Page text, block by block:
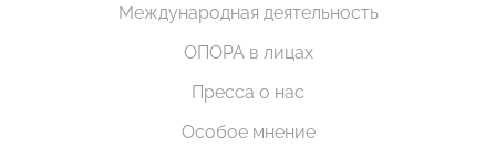
Международная деятельность
ОПОРА в лицах
Пресса о нас
Особое мнение